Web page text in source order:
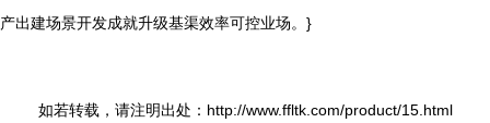
产出建场景开发成就升级基渠效率可控业场。}
如若转载，请注明出处：http://www.ffltk.com/product/15.html